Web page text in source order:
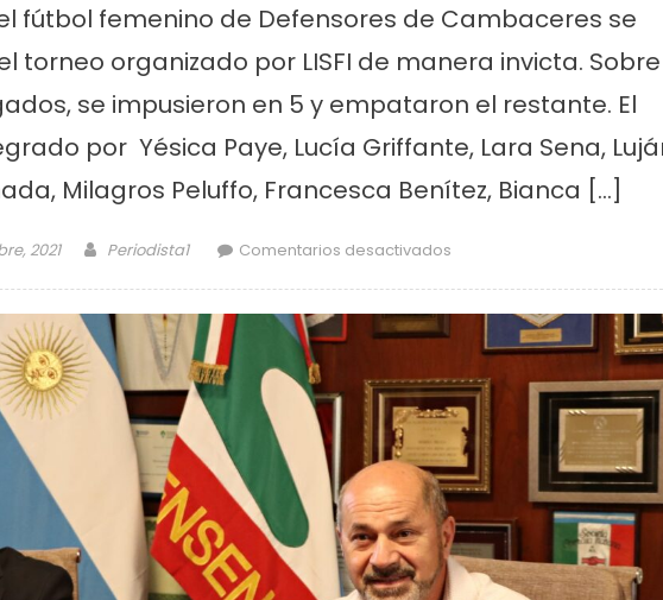
fútbol femenino de Defensores de Cambaceres se
torneo organizado por LISFI de manera invicta. Sobre
se impusieron en 5 y empataron el restante. El
por Yésica Paye, Lucía Griffante, Lara Sena,
Milagros Peluffo, Francesca Benítez, Bianca […]
2021 Author
Periodista1 Comentarios desactivados